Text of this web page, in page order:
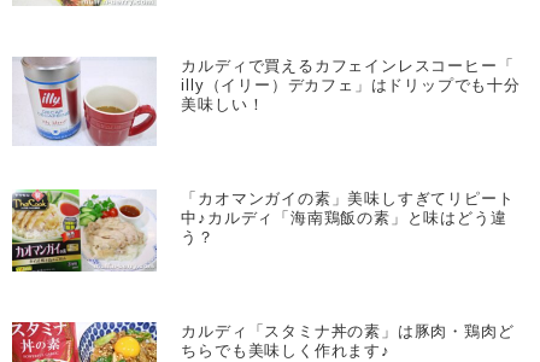
カルディで買えるカフェインレスコーヒー「
illy（イリー）デカフェ」はドリップでも十分
美味しい！
「カオマンガイの素」美味しすぎてリピート
中♪カルディ「海南鶏飯の素」と味はどう違
う？
カルディ「スタミナ丼の素」は豚肉・鶏肉ど
ちらでも美味しく作れます♪